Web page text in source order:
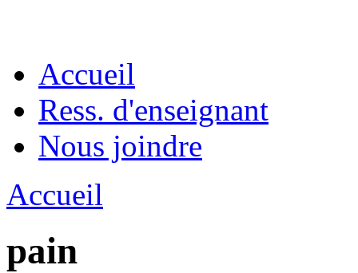
Accueil
Ress. d'enseignant
Nous joindre
Accueil
pain